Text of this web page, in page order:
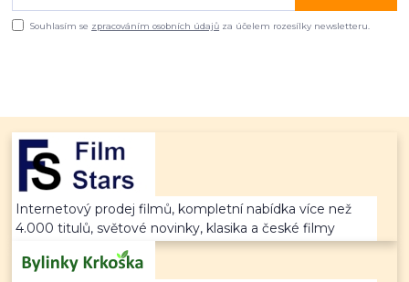
Souhlasím se zpracováním osobních údajů za účelem rozesílky newsletteru.
Internetový prodej filmů, kompletní nabídka více než
4.000 titulů, světové novinky, klasika a české filmy